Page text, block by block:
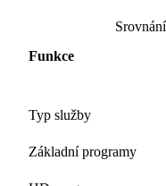
Funkce
Typ služby
Základní programy